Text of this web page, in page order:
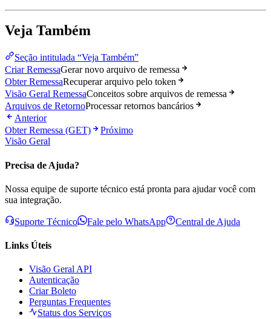
Veja Também
Seção intitulada “Veja Também”
Criar RemessaGerar novo arquivo de remessa
Obter RemessaRecuperar arquivo pelo token
Visão Geral RemessaConceitos sobre arquivos de remessa
Arquivos de RetornoProcessar retornos bancários
Anterior
Obter Remessa (GET)
Próximo
Visão Geral
Precisa de Ajuda?
Nossa equipe de suporte técnico está pronta para ajudar você com
sua integração.
Suporte Técnico Fale pelo WhatsApp Central de Ajuda
Links Úteis
Visão Geral API
Autenticação
Criar Boleto
Perguntas Frequentes
Status dos Serviços